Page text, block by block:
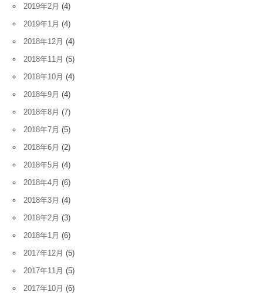
2019年2月 (4)
2019年1月 (4)
2018年12月 (4)
2018年11月 (5)
2018年10月 (4)
2018年9月 (4)
2018年8月 (7)
2018年7月 (5)
2018年6月 (2)
2018年5月 (4)
2018年4月 (6)
2018年3月 (4)
2018年2月 (3)
2018年1月 (6)
2017年12月 (5)
2017年11月 (5)
2017年10月 (6)